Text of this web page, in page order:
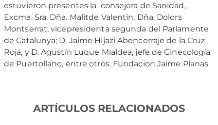
estuvieron presentes la consejera de Sanidad,
Excma. Sra. Dña. Malitde Valentín; Dña. Dolors
Montserrat, vicepresidenta segunda del Parlamente
de Catalunya; D. Jaime Hijazi Abencerraje de la Cruz
Roja, y D. Agustín Luque Mialdea, jefe de Ginecología
de Puertollano, entre otros. Fundacion Jaime Planas
ARTÍCULOS RELACIONADOS